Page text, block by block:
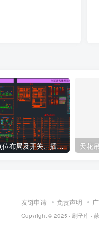
CAD水电点位布局及开关、插座、灯具合集 天花
友链申请 免责声明
Copyright © 2025 · 刷子库 ·